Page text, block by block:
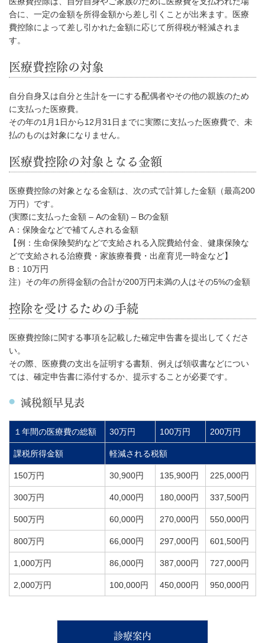
合に、一定の金額を所得金額から差し引くことが出来ます。医療
費控除によって差し引かれた金額に応じて所得税が軽減されま
す。
医療費控除の対象
自分自身又は自分と生計を一にする配偶者やその他の親族のため
に支払った医療費。
その年の1月1日から12月31日までに実際に支払った医療費で、未
払のものは対象になりません。
医療費控除の対象となる金額
医療費控除の対象となる金額は、次の式で計算した金額（最高200
万円）です。
(実際に支払った金額 – Aの金額) – Bの金額
A：保険金などで補てんされる金額
【例：生命保険契約などで支給される入院費給付金、健康保険な
どで支給される治療費・家族療養費・出産育児一時金など】
B：10万円
注）その年の所得金額の合計が200万円未満の人はその5%の金額
控除を受けるための手続
医療費控除に関する事項を記載した確定申告書を提出してくださ
い。
その際、医療費の支出を証明する書類、例えば領収書などについ
ては、確定申告書に添付するか、提示することが必要です。
減税額早見表
１年間の医療費の総額 30万円 100万円 200万円
課税所得金額 軽減される税額
150万円 30,900円 135,900円 225,000円
300万円 40,000円 180,000円 337,500円
500万円 60,000円 270,000円 550,000円
800万円 66,000円 297,000円 601,500円
1,000万円 86,000円 387,000円 727,000円
2,000万円 100,000円 450,000円 950,000円
診療案内